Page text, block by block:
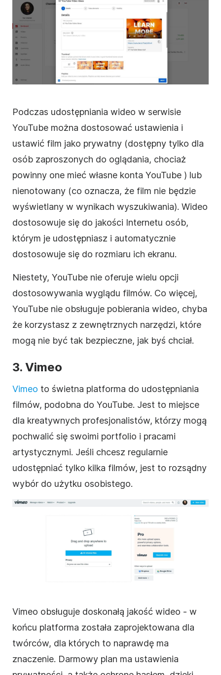
Podczas udostępniania wideo w serwisie
YouTube można dostosować ustawienia i
ustawić film jako prywatny (dostępny tylko dla
osób zaproszonych do oglądania, chociaż
powinny one mieć własne konta YouTube ) lub
nienotowany (co oznacza, że film nie będzie
wyświetlany w wynikach wyszukiwania). Wideo
dostosowuje się do jakości Internetu osób,
którym je udostępniasz i automatycznie
dostosowuje się do rozmiaru ich ekranu.
Niestety, YouTube nie oferuje wielu opcji
dostosowywania wyglądu filmów. Co więcej,
YouTube nie obsługuje pobierania wideo, chyba
że korzystasz z zewnętrznych narzędzi, które
mogą nie być tak bezpieczne, jak byś chciał.
3. Vimeo
Vimeo to świetna platforma do udostępniania
filmów, podobna do YouTube. Jest to miejsce
dla kreatywnych profesjonalistów, którzy mogą
pochwalić się swoimi portfolio i pracami
artystycznymi. Jeśli chcesz regularnie
udostępniać tylko kilka filmów, jest to rozsądny
wybór do użytku osobistego.
Vimeo obsługuje doskonałą jakość wideo - w
końcu platforma została zaprojektowana dla
twórców, dla których to naprawdę ma
znaczenie. Darmowy plan ma ustawienia